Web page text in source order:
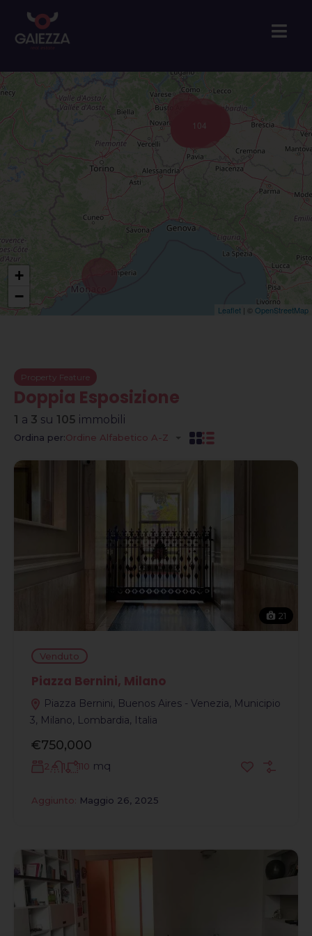
104
+
−
Leaflet | © OpenStreetMap
Property Feature
Doppia Esposizione
1 a 3 su 105 immobili
Ordina per:Ordine Alfabetico A-Z
21
Venduto
Piazza Bernini, Milano
Piazza Bernini, Buenos Aires - Venezia, Municipio
3, Milano, Lombardia, Italia
€750,000
2 1 110 mq
Aggiunto: Maggio 26, 2025